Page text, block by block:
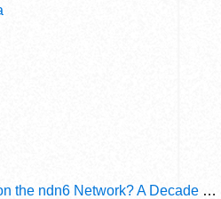
Why Ownly does not Work on the ndn6 Network? A Decade of Operational Gaps in Trust and Routing